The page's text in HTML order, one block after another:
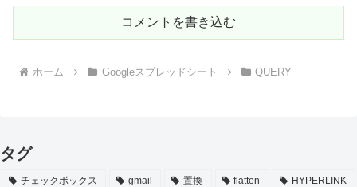
コメントを書き込む
ホーム Googleスプレッドシート QUERY
タグ
チェックボックス gmail 置換 flatten HYPERLINK